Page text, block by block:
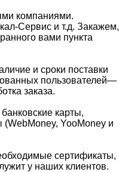
компаниями.
Сервис и т.д. Закажем,
вами пункта
и сроки поставки
пользователей—
заказа.
карты,
YooMoney и
сертификаты,
у наших клиентов.